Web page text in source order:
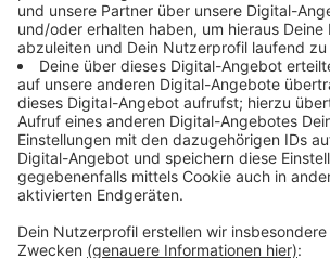
gesagt. "Man kann hier nicht mehr tun,
Fairness der Menschen zu
kommenden Jahr besteht bei der
eine Kontrolle. Ab dem 7. Januar gibt
Krankenkassen einen
können sich Risikopatienten dann
zwei Euro in der Apotheke abholen.